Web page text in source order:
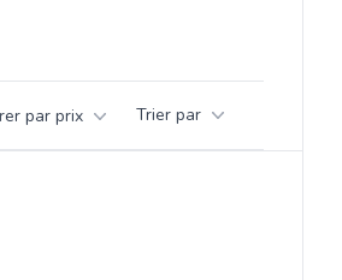
par prix Trier par